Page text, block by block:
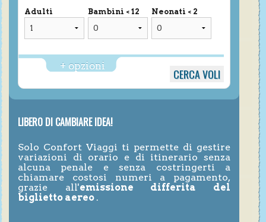
Adulti Bambini < 12 Neonati < 2
+ opzioni
LIBERO DI CAMBIARE IDEA!
Solo Confort Viaggi ti permette di gestire
variazioni di orario e di itinerario senza
alcuna penale e senza costringerti a
chiamare costosi numeri a pagamento,
grazie all'emissione differita del
biglietto aereo .